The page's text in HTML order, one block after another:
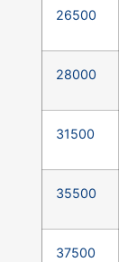
26500
28000
31500
35500
37500